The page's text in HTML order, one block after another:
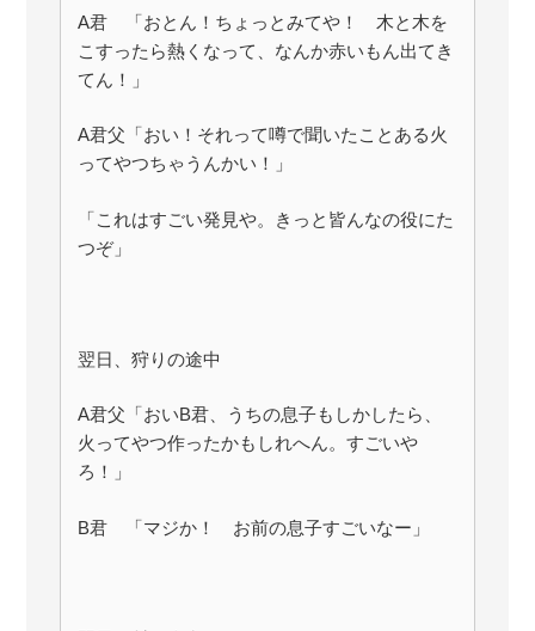
A君 「おとん！ちょっとみてや！ 木と木を
こすったら熱くなって、なんか赤いもん出てき
てん！」
A君父「おい！それって噂で聞いたことある火
ってやつちゃうんかい！」
「これはすごい発見や。きっと皆んなの役にた
つぞ」
翌日、狩りの途中
A君父「おいB君、うちの息子もしかしたら、
火ってやつ作ったかもしれへん。すごいや
ろ！」
B君 「マジか！ お前の息子すごいなー」